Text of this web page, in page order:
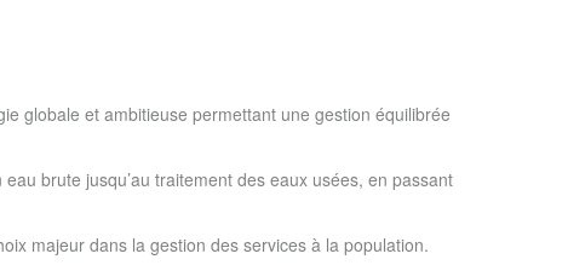
globale et ambitieuse permettant une gestion équilibrée
brute jusqu’au traitement des eaux usées, en passant
majeur dans la gestion des services à la population.